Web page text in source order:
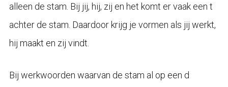
alleen de stam. Bij jij, hij, zij en het komt er vaak een t
achter de stam. Daardoor krijg je vormen als jij werkt,
hij maakt en zij vindt.
Bij werkwoorden waarvan de stam al op een d